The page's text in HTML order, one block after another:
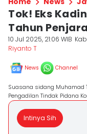
Tok! Eks
Tahun Penjara
10 Jul 2025, 21:06 WIB
Riyanto T
News Channel
Suasana sidang Muhamad
Pengadilan Tindak Pidana
Intinya Sih